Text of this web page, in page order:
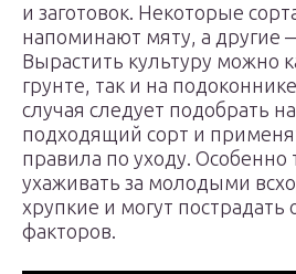
и заготовок. Некоторые
напоминают мяту, а другие
Вырастить культуру можно
грунте, так и на
случая следует подобрать
подходящий сорт и
правила по уходу.
ухаживать за молодыми
хрупкие и могут пострадать
факторов.